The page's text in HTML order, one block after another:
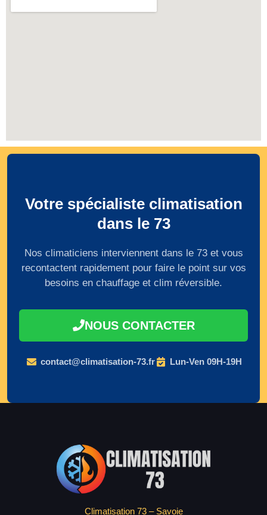
Votre spécialiste climatisation
dans le 73
Nos climaticiens interviennent dans le 73 et vous
recontactent rapidement pour faire le point sur vos
besoins en chauffage et clim réversible.
NOUS CONTACTER
contact@climatisation-73.fr Lun-Ven 09H-19H
Climatisation 73 – Savoie